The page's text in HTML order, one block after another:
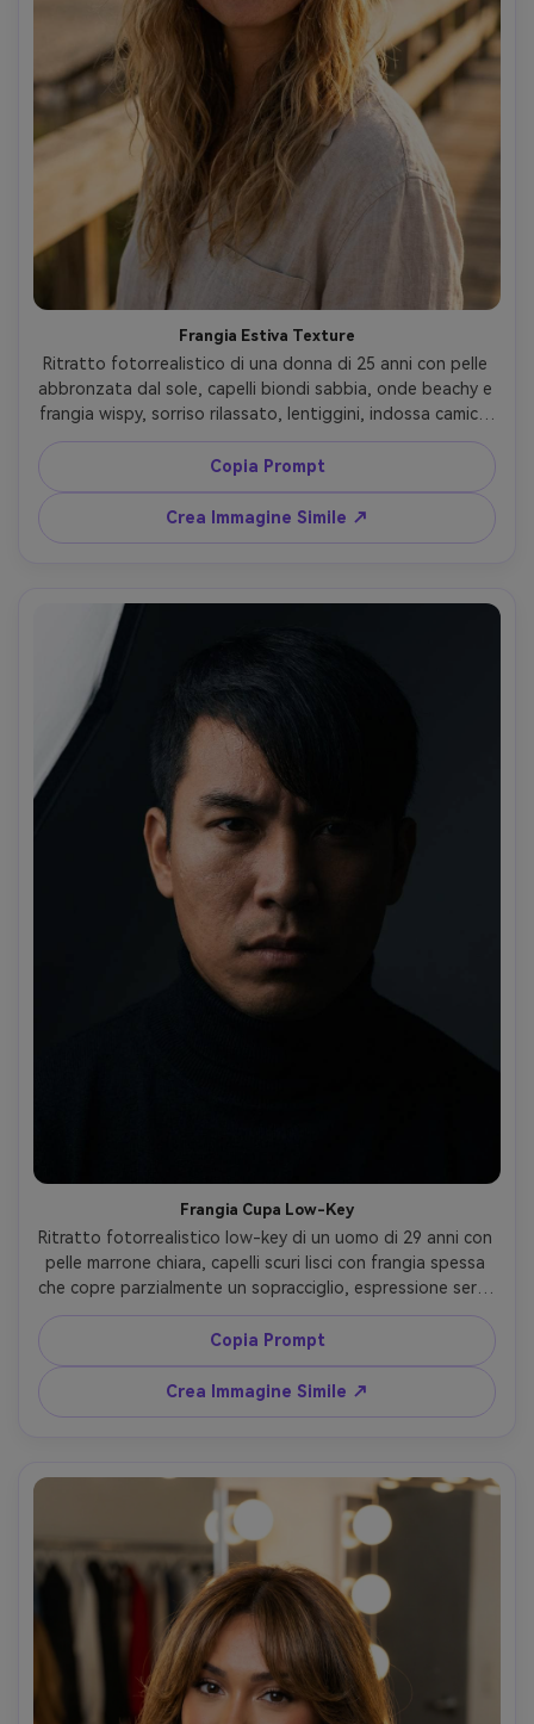
Frangia Estiva Texture
Ritratto fotorrealistico di una donna di 25 anni con pelle
abbronzata dal sole, capelli biondi sabbia, onde beachy e
frangia wispy, sorriso rilassato, lentiggini, indossa camicia
lino, sfondo passeggiata mare, luce dorata del
pomeriggio, Canon 5D Mark IV, 85mm f/1.8, vento nei
capelli, svolazzanti naturali, color grading film caldo,
dettaglio nitido sulle ciocche frangia --ar 4:5
Copia Prompt
Crea Immagine Simile ↗
Frangia Cupa Low-Key
Ritratto fotorrealistico low-key di un uomo di 29 anni con
pelle marrone chiara, capelli scuri lisci con frangia spessa
che copre parzialmente un sopracciglio, espressione seria,
indossa dolcevita nero, sfondo studio scuro, luce
softbox laterale che crea ombre profonde, Nikon D850,
105mm f/2, crop stretto, chiaroscuro drammatico,
spessore capelli realistico e ombra sulla fronte, pelle
dettagliata --ar 4:5
Copia Prompt
Crea Immagine Simile ↗